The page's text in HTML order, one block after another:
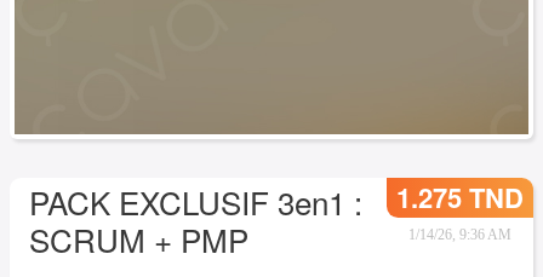
PACK EXCLUSIF 3en1 :
SCRUM + PMP
1.275 TND
1/14/26, 9:36 AM